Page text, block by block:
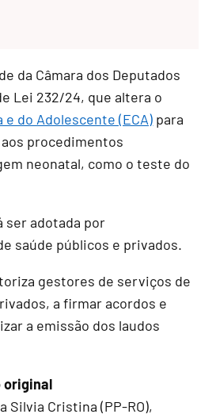
da Câmara dos Deputados
Lei 232/24, que altera o
do Adolescente (ECA) para
procedimentos
neonatal, como o teste do
ser adotada por
saúde públicos e privados.
gestores de serviços de
a firmar acordos e
a emissão dos laudos
original
Silvia Cristina (PP-RO),